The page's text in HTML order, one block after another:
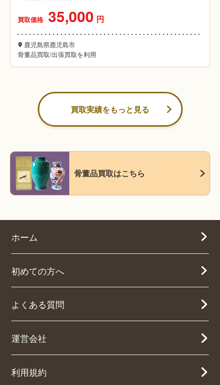
買取価格 35,000 円
鹿児島県鹿児島市
骨董品買取/出張買取を利用
買取実績をもっと見る
骨董品買取はこちら
ホーム
初めての方へ
よくある質問
運営会社
利用規約